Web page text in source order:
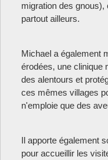
migration des
partout ailleurs.
Michael a également
érodées, une clinique
des alentours et
ces mêmes villages
n'emploie que des
Il apporte également
pour accueillir les